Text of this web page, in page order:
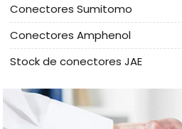
Conectores Sumitomo
Conectores Amphenol
Stock de conectores JAE